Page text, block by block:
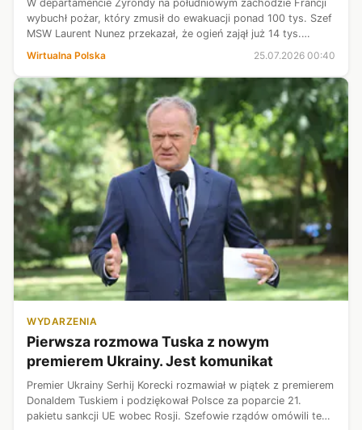
W departamencie Żyrondy na południowym zachodzie Francji
wybuchł pożar, który zmusił do ewakuacji ponad 100 tys. Szef
MSW Laurent Nunez przekazał, że ogień zajął już 14 tys.
hektarów i przemieszcza się w stronę Bordeaux, choć miasto
Wirtualna Polska 25.07.2026 00:40
WYDARZENIA
Pierwsza rozmowa Tuska z nowym
premierem Ukrainy. Jest komunikat
Premier Ukrainy Serhij Korecki rozmawiał w piątek z premierem
Donaldem Tuskiem i podziękował Polsce za poparcie 21.
pakietu sankcji UE wobec Rosji. Szefowie rządów omówili też